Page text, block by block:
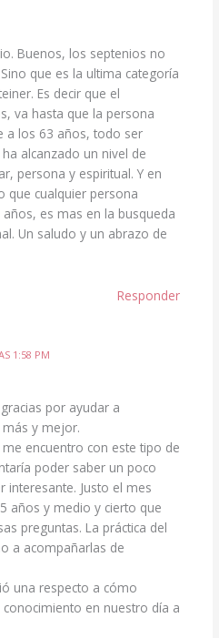
Buenos, los septenios no
que es la ultima categoría
Es decir que el
va hasta que la persona
a los 63 años, todo ser
alcanzado un nivel de
persona y espiritual. Y en
que cualquier persona
es mas en la busqueda
Un saludo y un abrazo de
Responder
1:58 PM
por ayudar a
y mejor.
encuentro con este tipo de
poder saber un poco
interesante. Justo el mes
años y medio y cierto que
preguntas. La práctica del
a acompañarlas de
una respecto a cómo
en nuestro día a